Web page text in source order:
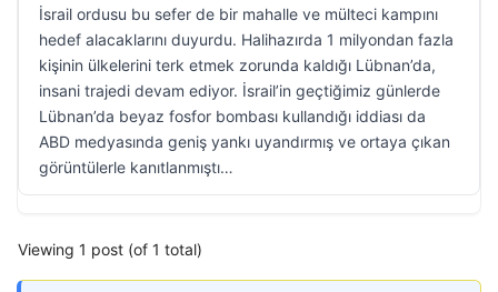
İsrail ordusu bu sefer de bir mahalle ve mülteci kampını
hedef alacaklarını duyurdu. Halihazırda 1 milyondan fazla
kişinin ülkelerini terk etmek zorunda kaldığı Lübnan’da,
insani trajedi devam ediyor. İsrail’in geçtiğimiz günlerde
Lübnan’da beyaz fosfor bombası kullandığı iddiası da
ABD medyasında geniş yankı uyandırmış ve ortaya çıkan
görüntülerle kanıtlanmıştı…
Viewing 1 post (of 1 total)